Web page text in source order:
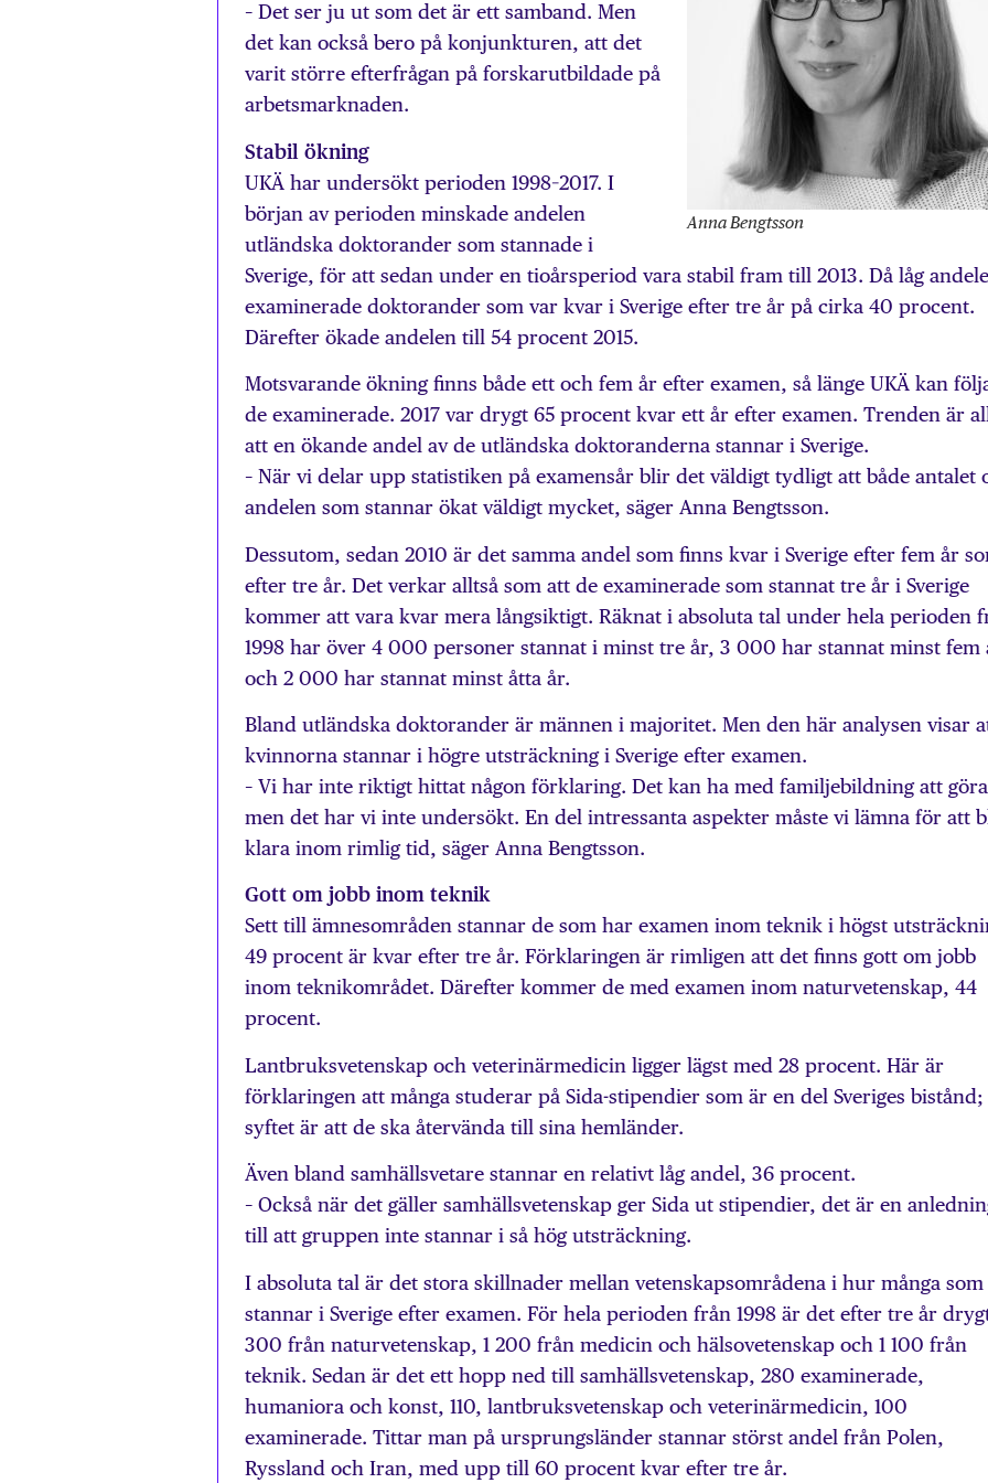
Anna Bengtsson
– Det ser ju ut som det är ett samband. Men
det kan också bero på konjunkturen, att det
varit större efterfrågan på forskarutbildade på
arbetsmarknaden.
Stabil ökning
UKÄ har undersökt perioden 1998–2017. I
början av perioden minskade andelen
utländska doktorander som stannade i
Sverige, för att sedan under en tioårsperiod vara stabil fram till 2013. Då låg
examinerade doktorander som var kvar i Sverige efter tre år på cirka 40 procent.
Därefter ökade andelen till 54 procent 2015.
Motsvarande ökning finns både ett och fem år efter examen, så länge UKÄ kan
de examinerade. 2017 var drygt 65 procent kvar ett år efter examen. Trenden är
att en ökande andel av de utländska doktoranderna stannar i Sverige.
– När vi delar upp statistiken på examensår blir det väldigt tydligt att både antalet
andelen som stannar ökat väldigt mycket, säger Anna Bengtsson.
Dessutom, sedan 2010 är det samma andel som finns kvar i Sverige efter fem år
efter tre år. Det verkar alltså som att de examinerade som stannat tre år i Sverige
kommer att vara kvar mera långsiktigt. Räknat i absoluta tal under hela perioden
1998 har över 4 000 personer stannat i minst tre år, 3 000 har stannat minst fem
och 2 000 har stannat minst åtta år.
Bland utländska doktorander är männen i majoritet. Men den här analysen visar
kvinnorna stannar i högre utsträckning i Sverige efter examen.
– Vi har inte riktigt hittat någon förklaring. Det kan ha med familjebildning att göra
men det har vi inte undersökt. En del intressanta aspekter måste vi lämna för att
klara inom rimlig tid, säger Anna Bengtsson.
Gott om jobb inom teknik
Sett till ämnesområden stannar de som har examen inom teknik i högst
49 procent är kvar efter tre år. Förklaringen är rimligen att det finns gott om jobb
inom teknikområdet. Därefter kommer de med examen inom naturvetenskap, 44
procent.
Lantbruksvetenskap och veterinärmedicin ligger lägst med 28 procent. Här är
förklaringen att många studerar på Sida-stipendier som är en del Sveriges bistånd;
syftet är att de ska återvända till sina hemländer.
Även bland samhällsvetare stannar en relativt låg andel, 36 procent.
– Också när det gäller samhällsvetenskap ger Sida ut stipendier, det är en
till att gruppen inte stannar i så hög utsträckning.
I absoluta tal är det stora skillnader mellan vetenskapsområdena i hur många som
stannar i Sverige efter examen. För hela perioden från 1998 är det efter tre år
300 från naturvetenskap, 1 200 från medicin och hälsovetenskap och 1 100 från
teknik. Sedan är det ett hopp ned till samhällsvetenskap, 280 examinerade,
humaniora och konst, 110, lantbruksvetenskap och veterinärmedicin, 100
examinerade. Tittar man på ursprungsländer stannar störst andel från Polen,
Ryssland och Iran, med upp till 60 procent kvar efter tre år.